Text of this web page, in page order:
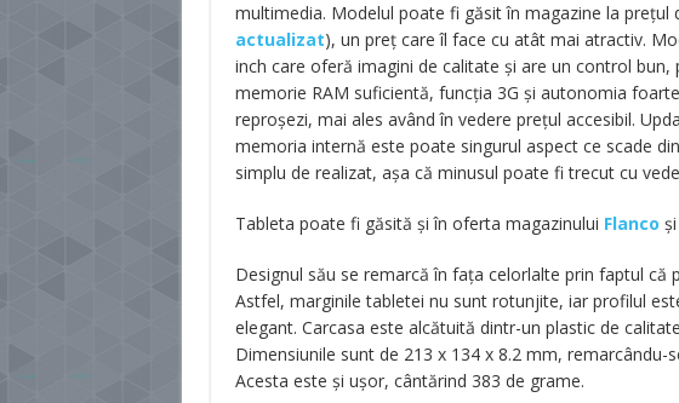
multimedia. Modelul poate fi găsit în magazine la prețul
actualizat), un preț care îl face cu atât mai atractiv.
inch care oferă imagini de calitate și are un control
memorie RAM suficientă, funcția 3G și autonomia
reproșezi, mai ales având în vedere prețul accesibil.
memoria internă este poate singurul aspect ce scade
simplu de realizat, așa că minusul poate fi trecut cu
Tableta poate fi găsită și în oferta magazinului Flanco și
Designul său se remarcă în fața celorlalte prin faptul că
Astfel, marginile tabletei nu sunt rotunjite, iar profilul
elegant. Carcasa este alcătuită dintr-un plastic de
Dimensiunile sunt de 213 x 134 x 8.2 mm, remarcându-
Acesta este și ușor, cântărind 383 de grame.